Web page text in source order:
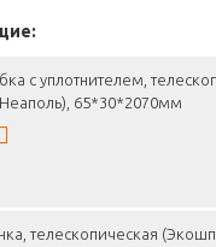
с уплотнителем,
65*30*2070мм
телескопическая